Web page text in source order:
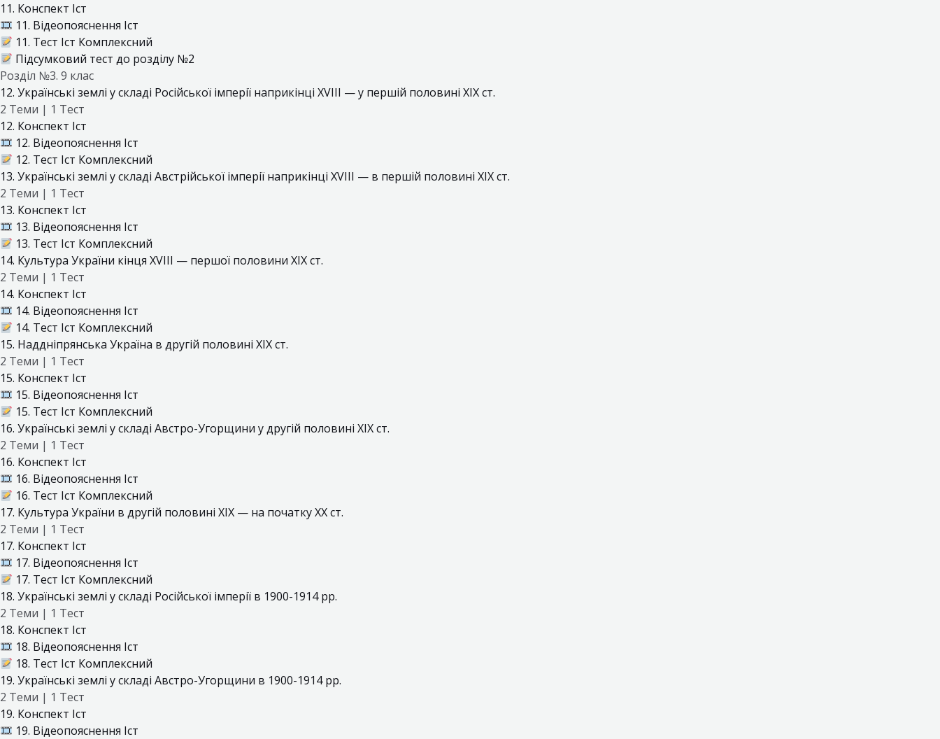
11. Конспект Іст
11. Відеопояснення Іст
11. Тест Іст Комплексний
Підсумковий тест до розділу №2
Розділ №3. 9 клас
12. Українські землі у складі Російської імперії наприкінці XVIII — у першій половині XIX ст.
2 Теми | 1 Тест
12. Конспект Іст
12. Відеопояснення Іст
12. Тест Іст Комплексний
13. Українські землі у складі Австрійської імперії наприкінці XVIII — в першій половині XIX ст.
2 Теми | 1 Тест
13. Конспект Іст
13. Відеопояснення Іст
13. Тест Іст Комплексний
14. Культура України кінця XVIII — першої половини XIX ст.
2 Теми | 1 Тест
14. Конспект Іст
14. Відеопояснення Іст
14. Тест Іст Комплексний
15. Наддніпрянська Україна в другій половині XIX ст.
2 Теми | 1 Тест
15. Конспект Іст
15. Відеопояснення Іст
15. Тест Іст Комплексний
16. Українські землі у складі Австро-Угорщини у другій половині XIX ст.
2 Теми | 1 Тест
16. Конспект Іст
16. Відеопояснення Іст
16. Тест Іст Комплексний
17. Культура України в другій половині XIX — на початку ХХ ст.
2 Теми | 1 Тест
17. Конспект Іст
17. Відеопояснення Іст
17. Тест Іст Комплексний
18. Українські землі у складі Російської імперії в 1900-1914 рр.
2 Теми | 1 Тест
18. Конспект Іст
18. Відеопояснення Іст
18. Тест Іст Комплексний
19. Українські землі у складі Австро-Угорщини в 1900-1914 рр.
2 Теми | 1 Тест
19. Конспект Іст
19. Відеопояснення Іст